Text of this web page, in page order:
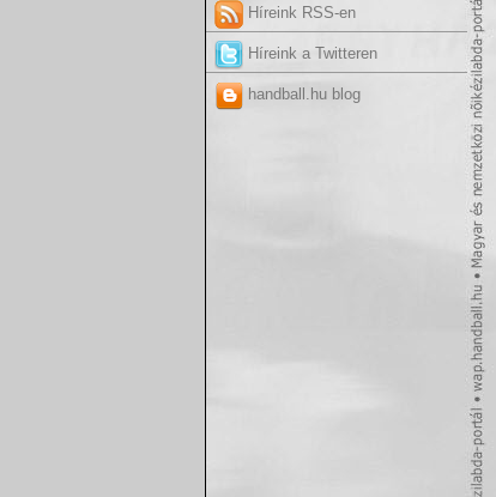
Híreink RSS-en
Híreink a Twitteren
handball.hu blog